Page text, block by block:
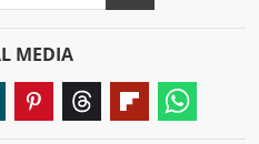
MEDIA